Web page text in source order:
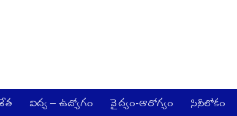
విద్య – ఉద్యోగం వైద్యం-ఆరోగ్యం సినీలోకం